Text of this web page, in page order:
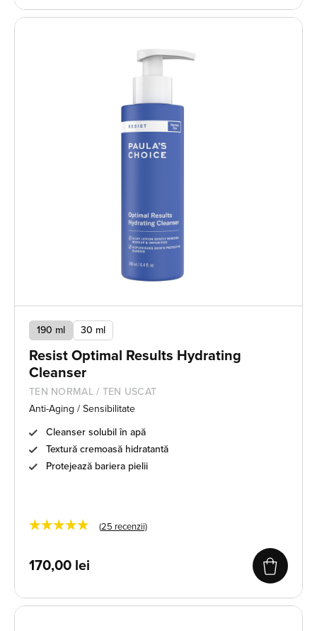
190 ml 30 ml
Resist Optimal Results Hydrating
Cleanser
TEN NORMAL / TEN USCAT
Anti-Aging / Sensibilitate
Cleanser solubil în apă
Textură cremoasă hidratantă
Protejează bariera pielii
★★★★★ (25 recenzii)
170,00 lei